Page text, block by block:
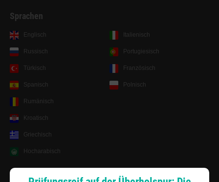
Sprachen
Englisch
Russisch
Türkisch
Spanisch
Italienisch
Portugiesisch
Französisch
Polnisch
Rumänisch
Kroatisch
Griechisch
Hocharabisch
Lernsystem